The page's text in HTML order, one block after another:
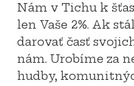
Nám v Tichu k
len Vaše 2%. Ak
darovať časť
nám. Urobíme za
hudby,